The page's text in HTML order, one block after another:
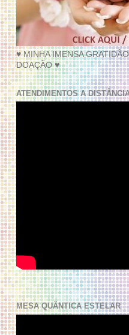
♥ MINHA IMENSA
DOAÇÃO ♥
ATENDIMENTOS A
MESA QUÂNTICA ESTELAR